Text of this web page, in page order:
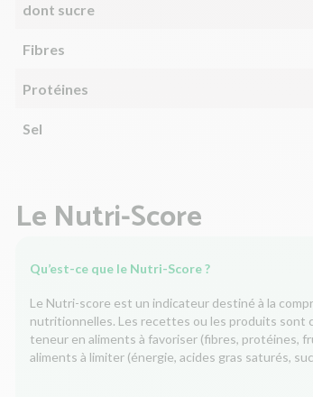
dont sucre
Fibres
Protéines
Sel
Le Nutri-Score
Qu’est-ce que le Nutri-Score ?
Le Nutri-score est un indicateur destiné à la
nutritionnelles. Les recettes ou les produits sont
teneur en aliments à favoriser (fibres, protéines,
aliments à limiter (énergie, acides gras saturés,